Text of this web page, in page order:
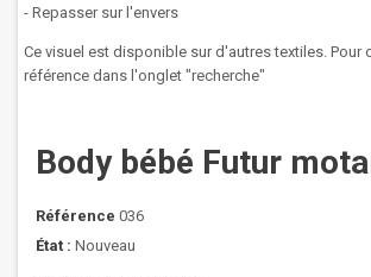
- Repasser sur l'envers
Ce visuel est disponible sur d'autres textiles. Pour
référence dans l'onglet "recherche"
Body bébé Futur
Référence 036
État : Nouveau